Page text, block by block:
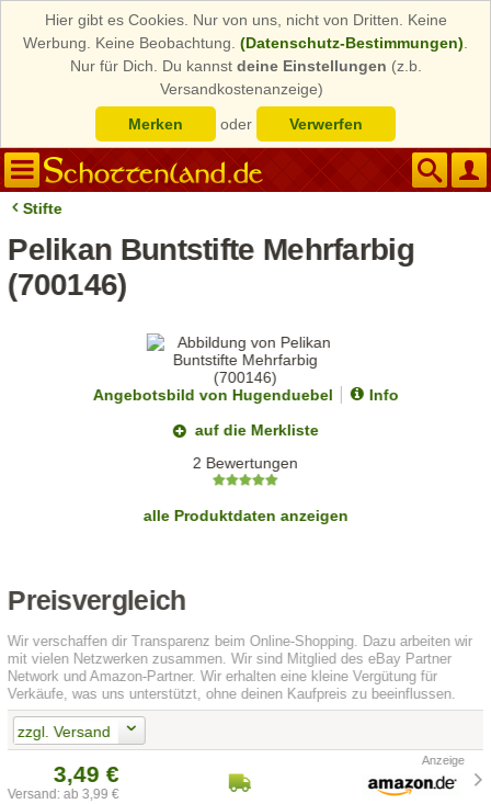
Hier gibt es Cookies. Nur von uns, nicht von Dritten. Keine
Werbung. Keine Beobachtung. (Datenschutz-Bestimmungen)
Nur für Dich. Du kannst deine Einstellungen (z.b.
Versandkostenanzeige)
Merken
oder Verwerfen
Stifte
Pelikan Buntstifte Mehrfarbig
(700146)
Angebotsbild von Hugenduebel
Info
auf die Merkliste
2 Bewertungen
alle Produktdaten anzeigen
Preisvergleich
Wir verschaffen dir Transparenz beim Online-Shopping. Dazu arbeiten wir
mit vielen Netzwerken zusammen. Wir sind Mitglied des eBay Partner
Network und Amazon-Partner. Wir erhalten eine kleine Vergütung für
Verkäufe, was uns unterstützt, ohne deinen Kaufpreis zu beeinflussen.
zzgl. Versand
3,49 €
Versand: ab 3,99 €